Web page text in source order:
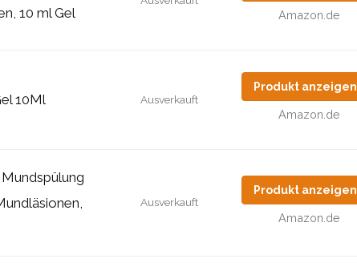
10 ml Gel
Amazon.de
10Ml Ausverkauft
Produkt anzeigen
Amazon.de
Ausverkauft
Produkt anzeigen
Amazon.de